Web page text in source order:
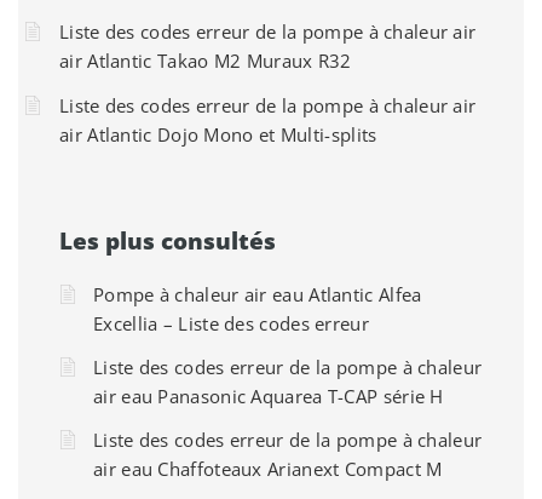
Liste des codes erreur de la pompe à chaleur air
air Atlantic Takao M2 Muraux R32
Liste des codes erreur de la pompe à chaleur air
air Atlantic Dojo Mono et Multi-splits
Les plus consultés
Pompe à chaleur air eau Atlantic Alfea
Excellia – Liste des codes erreur
Liste des codes erreur de la pompe à chaleur
air eau Panasonic Aquarea T-CAP série H
Liste des codes erreur de la pompe à chaleur
air eau Chaffoteaux Arianext Compact M